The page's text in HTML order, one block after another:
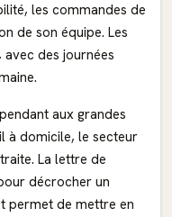
les commandes de
de son équipe. Les
des journées
aux grandes
à domicile, le secteur
La lettre de
décrocher un
permet de mettre en